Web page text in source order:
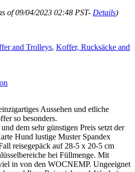
of 09/04/2023 02:48 PST- Details)
and Trolleys, Koffer, Rucksäcke and
Aussehen und etliche
so besonders.
dem sehr günstigen Preis setzt der
Hund lustige Muster Spandex
reisegepäck auf 28-5 x 20-5 cm
bei Füllmenge. Mit
in von den WOCNEMP. Ungeeignet